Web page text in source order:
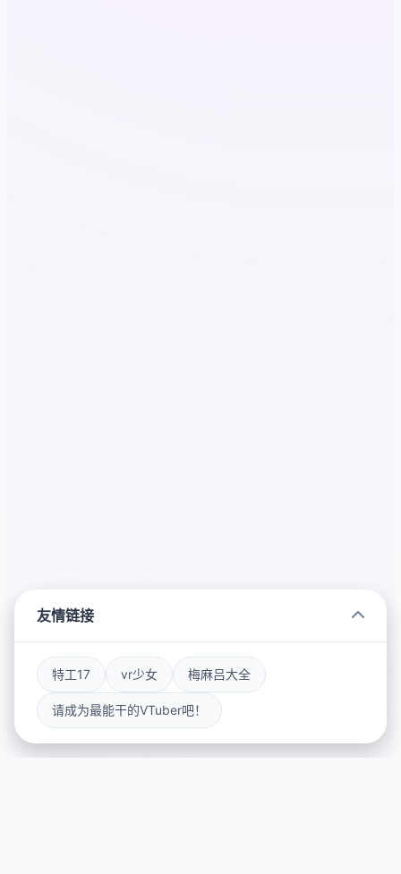
友情链接
特工17 vr少女 梅麻吕大全
请成为最能干的VTuber吧！